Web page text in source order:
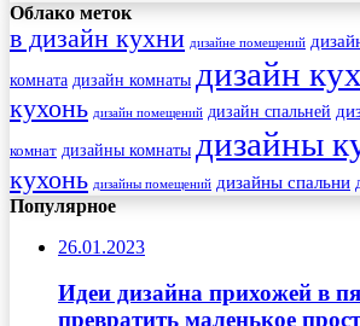
Облако меток
в дизайн кухни дизайне помещений
комната дизайн комнаты дизайн
кухонь дизайн помещений дизайн спальней
комнат дизайны комнаты дизайны
кухонь дизайны помещений дизайны спальни
Популярное
26.01.2023
Идеи дизайна прихожей в
превратить маленькое